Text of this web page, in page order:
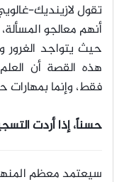
تقول لازينديك-
أنهم معالجو
حيث يتواجد
هذه القصة أن
فقط، وإنما بمهارات
حسناً، إذا أردت
سيعتمد معظم